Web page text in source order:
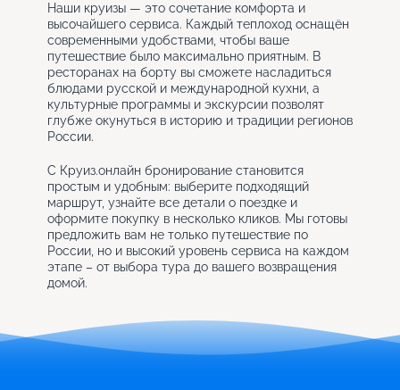
Наши круизы — это сочетание комфорта и
высочайшего сервиса. Каждый теплоход оснащён
современными удобствами, чтобы ваше
путешествие было максимально приятным. В
ресторанах на борту вы сможете насладиться
блюдами русской и международной кухни, а
культурные программы и экскурсии позволят
глубже окунуться в историю и традиции регионов
России.
С Круиз.онлайн бронирование становится
простым и удобным: выберите подходящий
маршрут, узнайте все детали о поездке и
оформите покупку в несколько кликов. Мы готовы
предложить вам не только путешествие по
России, но и высокий уровень сервиса на каждом
этапе – от выбора тура до вашего возвращения
домой.